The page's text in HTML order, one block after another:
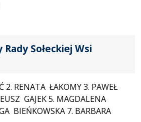
Rady Sołeckiej Wsi
2. RENATA ŁAKOMY 3. PAWEŁ
GAJEK 5. MAGDALENA
BIEŃKOWSKA 7. BARBARA